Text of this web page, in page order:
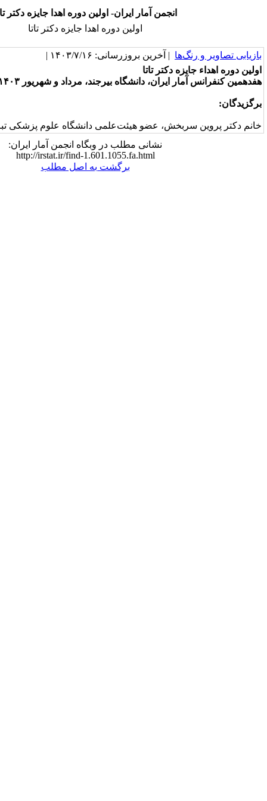
آمار ایران- اولین دوره اهدا جایزه دکتر تاتا
اولین دوره اهدا جایزه دکتر تاتا
آخرین بروزرسانی: ۱۴۰۳/۷/۱۶ |
تاتا
دانشگاه بیرجند، مرداد و شهریور ۱۴۰۳
عضو هیئت‌علمی دانشگاه علوم پزشکی تبریز
نشانی مطلب در وبگاه انجمن آمار ایران:
http://irstat.ir/find-1.601.1055.fa.html